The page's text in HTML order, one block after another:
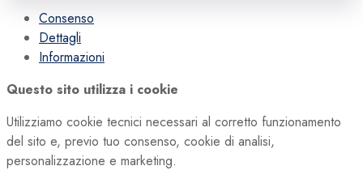
Consenso
Dettagli
Informazioni
Questo sito utilizza i cookie
Utilizziamo cookie tecnici necessari al corretto funzionamento
del sito e, previo tuo consenso, cookie di analisi,
personalizzazione e marketing.